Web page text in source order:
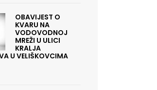
OBAVIJEST O
KVARU NA
VODOVODNOJ
MREŽI U ULICI
KRALJA
U VELIŠKOVCIMA